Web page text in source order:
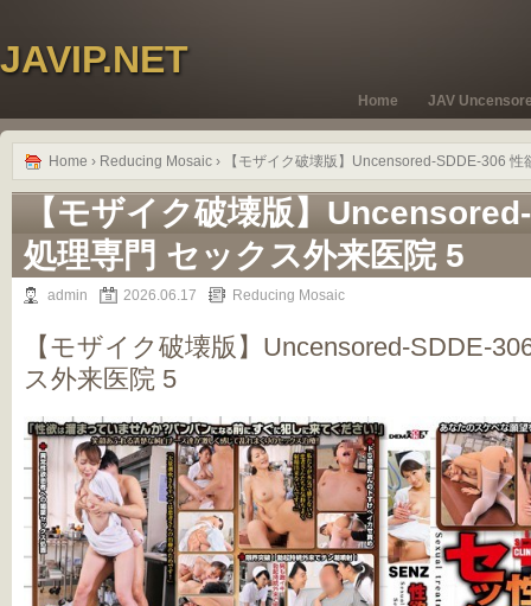
JAVIP.NET
JAV
Home
Home › Reducing Mosaic › 【モザイク破壊版】Uncensored-SDDE-306 性
【モザイク破壊版】
処理専門 セックス外来医院 5
admin 2026.06.17 Reducing Mosaic
【モザイク破壊版】Uncensored-SDDE-
ス外来医院 5